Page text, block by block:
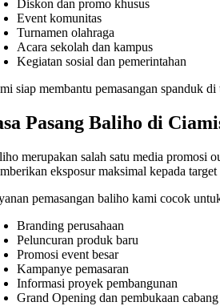
Diskon dan promo khusus
Event komunitas
Turnamen olahraga
Acara sekolah dan kampus
Kegiatan sosial dan pemerintahan
siap membantu pemasangan spanduk
Pasang Baliho di
merupakan salah satu media promosi
eksposur maksimal kepada target
pemasangan baliho kami cocok
Branding perusahaan
Peluncuran produk baru
Promosi event besar
Kampanye pemasaran
Informasi proyek pembangunan
Grand Opening dan pembukaan cabang